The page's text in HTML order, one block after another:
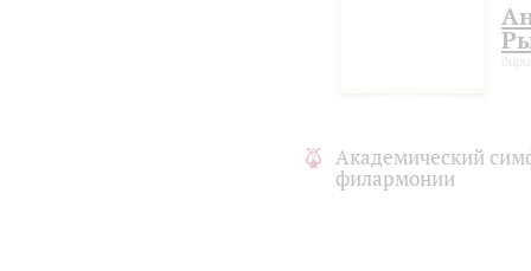
Академический
филармонии